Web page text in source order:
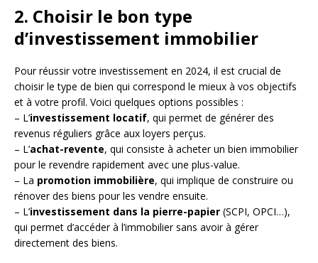
2. Choisir le bon type
d’investissement immobilier
Pour réussir votre investissement en 2024, il est crucial de
choisir le type de bien qui correspond le mieux à vos objectifs
et à votre profil. Voici quelques options possibles :
– L’investissement locatif, qui permet de générer des
revenus réguliers grâce aux loyers perçus.
– L’achat-revente, qui consiste à acheter un bien immobilier
pour le revendre rapidement avec une plus-value.
– La promotion immobilière, qui implique de construire ou
rénover des biens pour les vendre ensuite.
– L’investissement dans la pierre-papier (SCPI, OPCI…),
qui permet d’accéder à l’immobilier sans avoir à gérer
directement des biens.